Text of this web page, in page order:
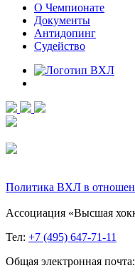
О Чемпионате
Документы
Антидопинг
Судейство
Политика ВХЛ в
Ассоциация «Высшая
Тел: +7 (495) 647-71-11
Общая электронная почта: